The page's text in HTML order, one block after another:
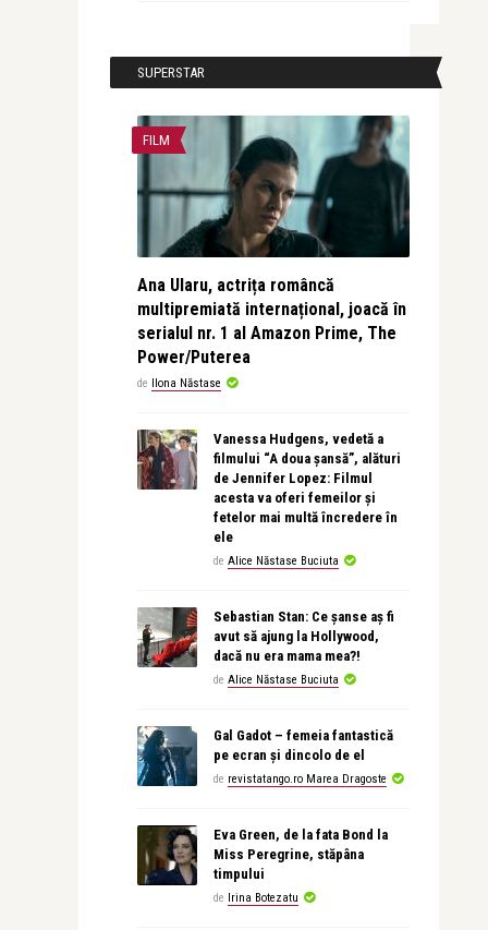
SUPERSTAR
FILM
Ana Ularu, actrița româncă
multipremiată internațional, joacă în
serialul nr. 1 al Amazon Prime, The
Power/Puterea
de Ilona Năstase
Vanessa Hudgens, vedetă a
filmului “A doua șansă”, alături
de Jennifer Lopez: Filmul
acesta va oferi femeilor și
fetelor mai multă încredere în
ele
de Alice Năstase Buciuta
Sebastian Stan: Ce șanse aș fi
avut să ajung la Hollywood,
dacă nu era mama mea?!
de Alice Năstase Buciuta
Gal Gadot – femeia fantastică
pe ecran și dincolo de el
de revistatango.ro Marea Dragoste
Eva Green, de la fata Bond la
Miss Peregrine, stăpâna
timpului
de Irina Botezatu